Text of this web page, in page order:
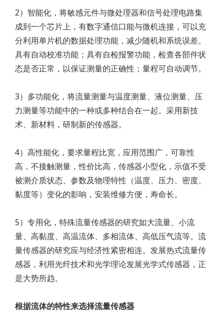
2）智能化，将敏感元件与微处理器和信号处理电路集
成到一个芯片上，有数字通信口能与微机连接，可以充
分利用单片机的数据处理功能，减少随机和系统误差。
具有自动校准功能；具有自检报警功能，检查各部件状
态是否正常，以保证测量的正确性；量程可自动调节。
3）多功能化，将流量测量与温度测量、液位测量、压
力测量等功能中的一种或多种结合在一起。采用新技
术、新材料，研制新的传感器。
4）高性能化，要求量程比宽，应用范围广，可靠性
高，不接触测量，性价比高，传感器小型化，示值不受
被测介质状态、参数及物理特性（温度、压力、密度、
黏度等）变化的影响，安装维修方便，寿命长。
5）专用化，特殊流量传感器的研究如大流量、小流
量、高黏度、高温流体、多相流体、高低压气流等。流
量传感器的研究应与经济性紧密相连。发展热式流量传
感器，利用光纤技术和光学理论发展光学式传感器，正
是大势所趋。
根据流体的特性来选择流量传感器